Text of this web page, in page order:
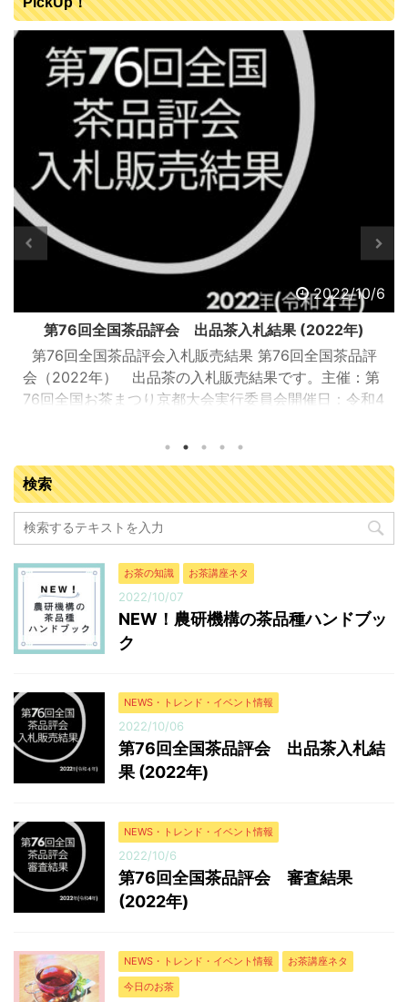
2022/10/6
第76回全国茶品評会 出品茶入札結果 (2022年)
第76回全国茶品評会入札販売結果 第76回全国茶品評
会（2022年） 出品茶の入札販売結果です。主催：第
76回全国お茶まつり京都大会実行委員会開催日：令和4
通センター（京都府城陽市寺田塚本111-5）参加業者：
落札業者163業者 入札販売会結果総括 ※金額はすべて
税抜き 販売点数（点） 販売数量（kg） 落札金額
（円） 今回の平均落札単価（円/kg） 普通煎茶10kg 71
666.5 8,908,717 13,366 普通煎茶4kg ...
検索
お茶の知識 お茶講座ネタ
2022/10/07
NEW！農研機構の茶品種ハンドブッ
ク
NEWS・トレンド・イベント情報
2022/10/06
第76回全国茶品評会 出品茶入札結
果 (2022年)
NEWS・トレンド・イベント情報
2022/10/6
第76回全国茶品評会 審査結果
(2022年)
NEWS・トレンド・イベント情報
お茶講座ネタ
今日のお茶